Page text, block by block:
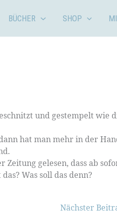
BÜCHER SHOP
und gestempelt wie
hat man mehr in der
gelesen, dass ab
Was soll das denn?
Nächster